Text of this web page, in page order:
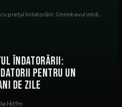
prețul îndatorării: Ghimbavul intră…
îndatorării:
pentru un
de zile
Hitfm